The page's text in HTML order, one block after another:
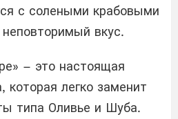
с солеными крабовыми
вкус.
– это настоящая
которая легко заменит
типа Оливье и Шуба.